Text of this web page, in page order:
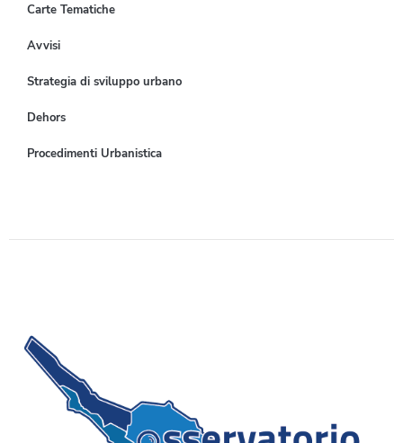
Carte Tematiche
Avvisi
Strategia di sviluppo urbano
Dehors
Procedimenti Urbanistica